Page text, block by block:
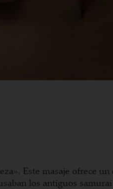
Este masaje ofrece
los antiguos